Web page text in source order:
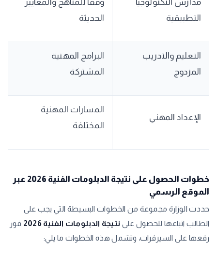
مدارس التكنولوجيا
التطبيقية
وفقًا للمناهج والمعايير
الحديثة
التعليم والتدريب
المزدوج
البرامج المهنية
المشتركة
الإعداد المهني
المسارات المهنية
المختلفة
​خطوات الحصول على نتيجة الدبلومات الفنية 2026 عبر
الموقع الرسمي
​حددت الوزارة مجموعة من الخطوات البسيطة التي يجب على
الطالب اتباعها للحصول على نتيجة الدبلومات الفنية 2026
فور
رفعها على السيرفرات، وتشمل هذه الخطوات ما يلي: